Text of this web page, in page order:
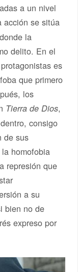
a un nivel
acción se sitúa
la
delito. En el
es
que primero
los
Tierra de Dios,
consigo
de sus
homofobia
represión que
a su
bien no de
expreso por